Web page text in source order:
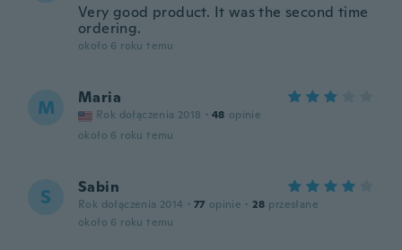
Very good product. It was the second time
ordering.
około 6 roku temu
M Maria
Rok dołączenia 2018 · 48 opinie
około 6 roku temu
S Sabin
Rok dołączenia 2014 · 77 opinie · 28 przesłane
około 6 roku temu